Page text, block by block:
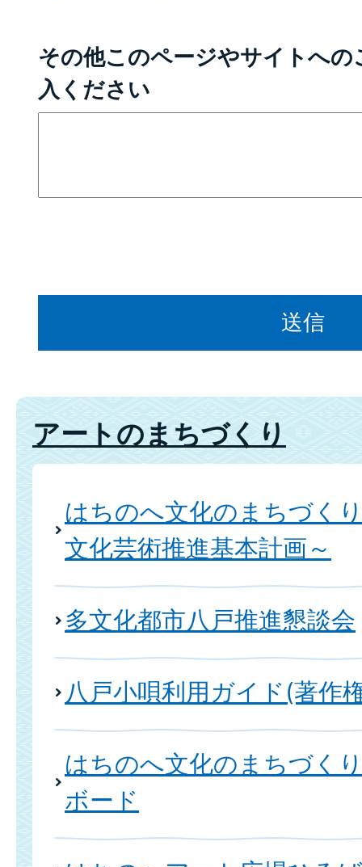
その他このページやサイトへ
入ください
アートのまちづくり
はちのへ文化のまちづく
文化芸術推進基本計画～
多文化都市八戸推進懇談会
八戸小唄利用ガイド(著作
はちのへ文化のまちづく
ボード